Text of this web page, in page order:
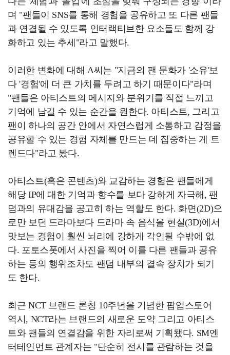
며 "팬들이 SNS를 통해 경험을 공유하고 또 다른 팬들
과 연결될 수 있도록 인터랙티브한 요소들도 함께 강
화하고 있는 추세"라고 말했다.
이러한 변화에 대해 A씨는 "지금의 팬 문화가 '소유'보
다 '경험'에 더 큰 가치를 두려고 하기 때문이다"라며
"팬들은 아티스트의 메시지와 분위기를 직접 느끼고
기억에 남길 수 있는 순간을 원한다. 아티스트, 그리고
팬이 하나의 공간 안에서 자연스럽게 소통하고 감정을
공유할 수 있는 경험 자체를 만드는 데 집중하는 게 트
렌드다"라고 봤다.
아티스트(혹은 콘텐츠)와 교감하는 경험은 팬들에게
해당 IP에 대한 기억과 향수를 보다 강하게 자극해, 팬
덤과의 유대감을 공고히 하는 역할도 한다. 화면(2D)으
로만 보던 드라마보다 드라마 속 음식을 현실(3D)에서
맛보는 경험이 훨씬 뇌리에 강하게 각인될 수밖에 없
다. 포토스폿에서 사진을 찍어 이를 다른 팬들과 공유
하는 등의 행위조차도 팬덤 내부의 결속 장치가 되기
도 한다.
최근 NCT 브랜드 론칭 10주년을 기념한 팝업스토어
역시, NCT라는 브랜드의 새로운 도약 그리고 아티스
트와 팬들의 연결감을 위한 자리로써 기획됐다. SM엔
터테인먼트 관계자는 "단순히 전시를 관람하는 것을